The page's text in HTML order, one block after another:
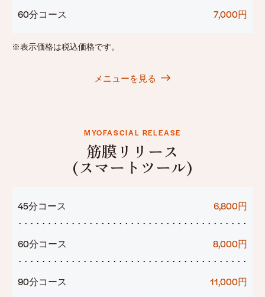
60分コース 7,000円
※表示価格は税込価格です。
メニューを見る
MYOFASCIAL RELEASE
筋膜リリース
(スマートツール)
45分コース 6,800円
60分コース 8,000円
90分コース 11,000円